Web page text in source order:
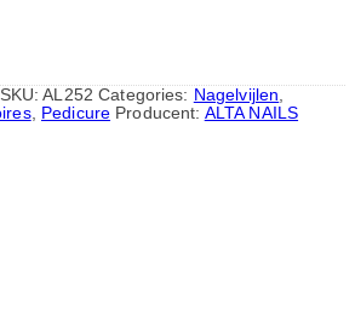
SKU:AL252 Categories: Nagelvijlen
, Pedicure Producent: ALTA NAILS